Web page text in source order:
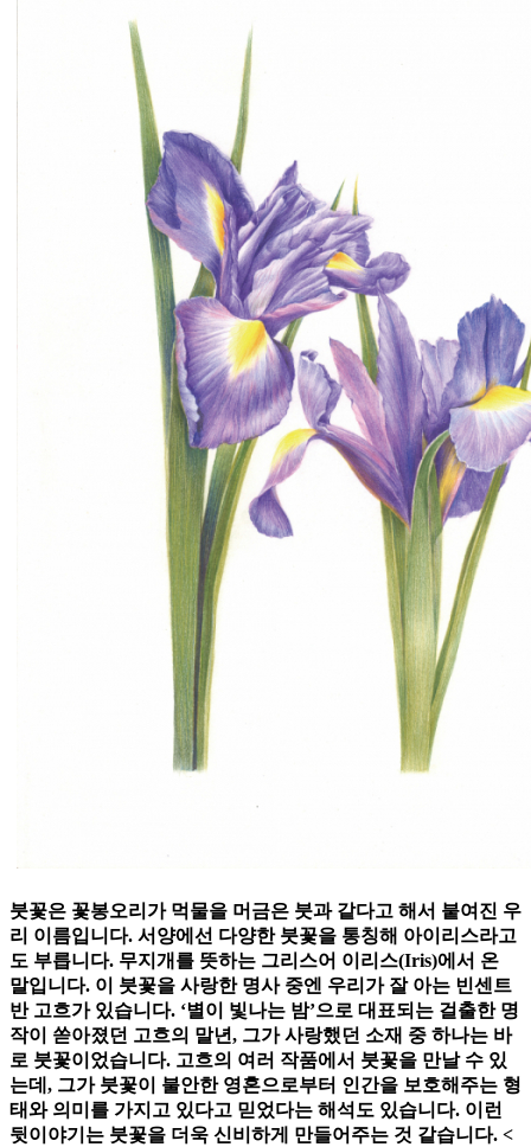
붓꽃은 꽃봉오리가 먹물을 머금은 붓과 같다고 해서 붙여진 우
리 이름입니다. 서양에선 다양한 붓꽃을 통칭해 아이리스라고
도 부릅니다. 무지개를 뜻하는 그리스어 이리스(Iris)에서 온
말입니다. 이 붓꽃을 사랑한 명사 중엔 우리가 잘 아는 빈센트
반 고흐가 있습니다. ‘별이 빛나는 밤’으로 대표되는 걸출한 명
작이 쏟아졌던 고흐의 말년, 그가 사랑했던 소재 중 하나는 바
로 붓꽃이었습니다. 고흐의 여러 작품에서 붓꽃을 만날 수 있
는데, 그가 붓꽃이 불안한 영혼으로부터 인간을 보호해주는 형
태와 의미를 가지고 있다고 믿었다는 해석도 있습니다. 이런
뒷이야기는 붓꽃을 더욱 신비하게 만들어주는 것 같습니다. <